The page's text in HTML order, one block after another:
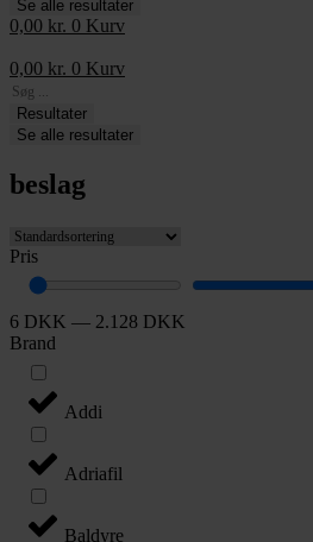
Se alle resultater
0,00 kr. 0 Kurv
0,00 kr. 0 Kurv
Search
...Resultater
Se alle resultater
beslag
Pris
6 DKK — 2.128 DKK
Brand
Addi
Adriafil
Baldyre